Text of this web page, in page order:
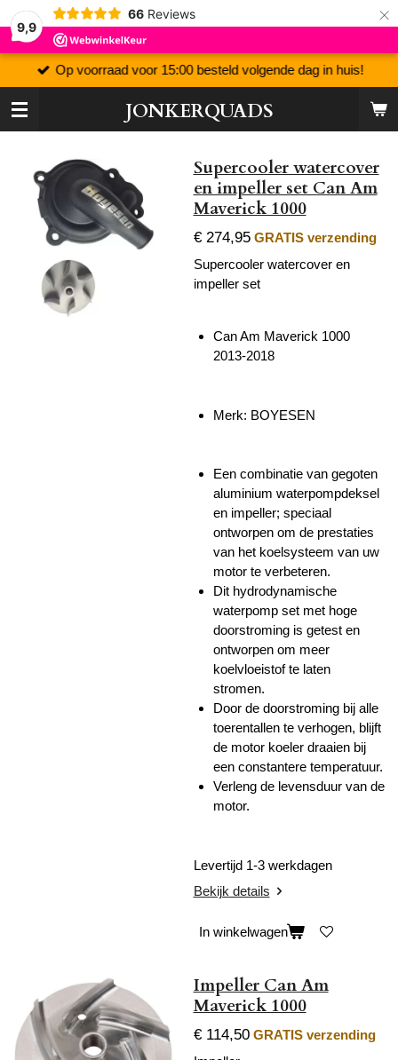
9,9
66 Reviews ×
JONKERQUADS
Op voorraad voor 15:00 besteld volgende dag in huis!
Supercooler watercover
en impeller set Can Am
Maverick 1000
€ 274,95 GRATIS verzending
Supercooler watercover en
impeller set
Can Am Maverick 1000
2013-2018
Merk: BOYESEN
Een combinatie van gegoten
aluminium waterpompdeksel
en impeller; speciaal
ontworpen om de prestaties
van het koelsysteem van uw
motor te verbeteren.
Dit hydrodynamische
waterpomp set met hoge
doorstroming is getest en
ontworpen om meer
koelvloeistof te laten
stromen.
Door de doorstroming bij alle
toerentallen te verhogen, blijft
de motor koeler draaien bij
een constantere temperatuur.
Verleng de levensduur van de
motor.
Levertijd 1-3 werkdagen
Bekijk details
In winkelwagen
Impeller Can Am
Maverick 1000
€ 114,50 GRATIS verzending